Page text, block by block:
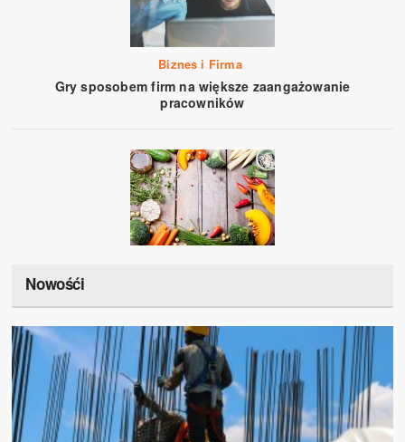
Biznes i Firma
Gry sposobem firm na większe zaangażowanie
pracowników
Nowośći